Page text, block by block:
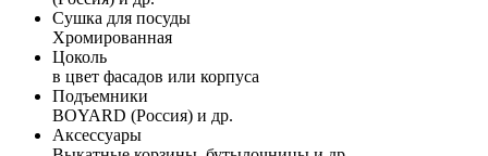
Сушка для посуды
Хромированная
Цоколь
в цвет фасадов или корпуса
Подъемники
BOYARD (Россия) и др.
Аксессуары